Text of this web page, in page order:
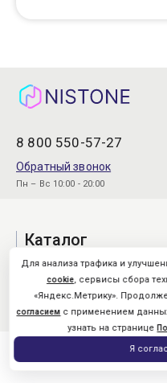
8 800 550-57-27
Обратный звонок
Пн – Вс 10:00 - 20:00
Каталог
О компании
Покупателям
Для анализа трафика и
cookie, сервисы сбора
«Яндекс.Метрику».
согласием с применением
узнать на странице
Я